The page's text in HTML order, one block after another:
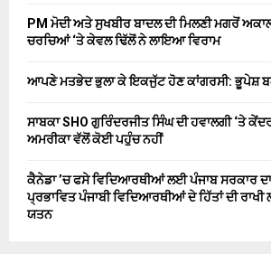
PM ਮੋਦੀ ਅਤੇ ਸੁਖਬੀਰ ਬਾਦਲ ਦੀ ਮਿਲਣੀ ਮਗਰੋਂ
ਚਰਚਿਆਂ ‘ਤੇ ਕੇਵਲ ਢਿੱਲੋਂ ਨੇ ਲਾਇਆ ਵਿਰਾਮ
ਆਪਣੇ ਮਤਭੇਦ ਭੁਲਾ ਕੇ ਇਕਜੁੱਟ ਹੋਣ ਕਾਂਗਰਸੀ: ਭੂਪੇਸ਼
ਸਾਬਕਾ SHO ਗੁਰਿੰਦਰਜੀਤ ਸਿੰਘ ਦੀ ਹਵਾਲਗੀ ‘ਤੇ
ਅਮਰੀਕਾ ਵੱਲੋਂ ਕੋਈ ਪਹੁੰਚ ਨਹੀਂ
ਕੈਨੇਡਾ ’ਚ ਫਸੇ ਵਿਦਿਆਰਥੀਆਂ ਲਈ ਪੰਜਾਬ ਸਰਕਾਰ ਦਾ
ਪ੍ਰਭਾਵਿਤ ਪੰਜਾਬੀ ਵਿਦਿਆਰਥੀਆਂ ਦੇ ਹਿੱਤਾਂ ਦੀ
ਯਤਨ